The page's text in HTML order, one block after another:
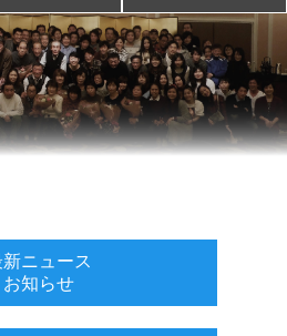
ニュース
お知らせ